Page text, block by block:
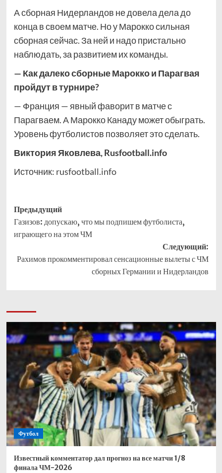
А сборная Нидерландов не довела дела до
конца в своем матче. Но у Марокко сильная
сборная сейчас. За ней и надо пристально
наблюдать, за развитием их команды.
— Как далеко сборные Марокко и Парагвая
пройдут в турнире?
— Франция — явный фаворит в матче с
Парагваем. А Марокко Канаду может обыграть.
Уровень футболистов позволяет это сделать.
Виктория Яковлева, Rusfootball.info
Источник: rusfootball.info
Навигация
записи
Предыдущий
Газизов: допускаю, что мы подпишем футболиста,
играющего на этом ЧМ
Следующий:
Рахимов прокомментировал сенсационные вылеты с ЧМ
сборных Германии и Нидерландов
Футбол
Известный комментатор дал прогноз на все матчи 1/8
финала ЧМ-2026